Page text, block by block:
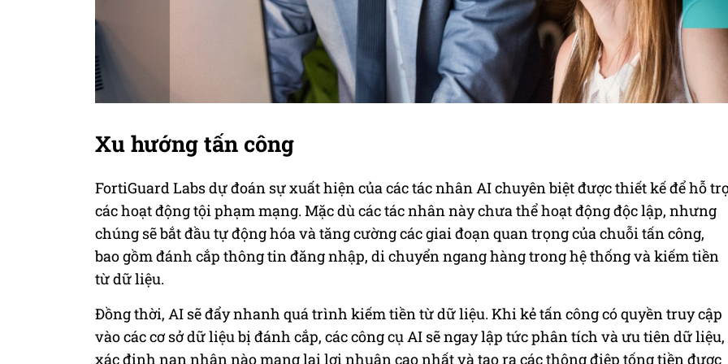
Xu hướng tấn công
FortiGuard Labs dự đoán sự xuất hiện của các tác nhân AI chuyên biệt được thiết kế để hỗ
các hoạt động tội phạm mạng. Mặc dù các tác nhân này chưa thể hoạt động độc lập, nhưng
chúng sẽ bắt đầu tự động hóa và tăng cường các giai đoạn quan trọng của chuỗi tấn công,
bao gồm đánh cắp thông tin đăng nhập, di chuyển ngang hàng trong hệ thống và kiếm tiền
từ dữ liệu.
Đồng thời, AI sẽ đẩy nhanh quá trình kiếm tiền từ dữ liệu. Khi kẻ tấn công có quyền truy cập
vào các cơ sở dữ liệu bị đánh cắp, các công cụ AI sẽ ngay lập tức phân tích và ưu tiên dữ liệu,
xác định nạn nhân nào mang lại lợi nhuận cao nhất và tạo ra các thông điệp tống tiền được